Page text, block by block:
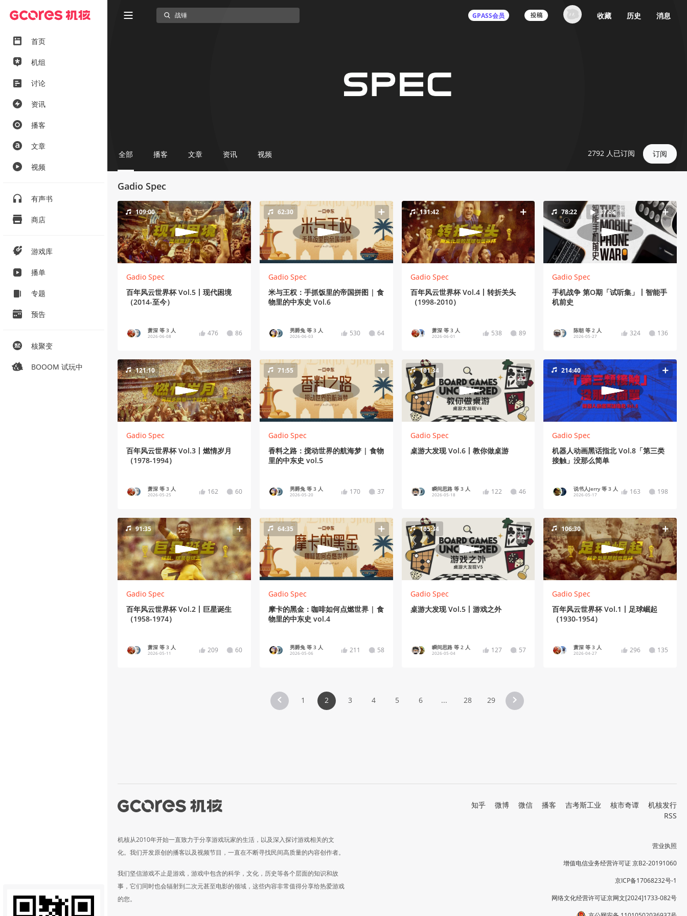
首页
机组
讨论
资讯
播客
文章
视频
有声书
商店
游戏库
播单
专题
预告
核聚变
BOOOM 试玩中
GPASS会员 收藏 历史 消息
2792 人已订阅 订阅
全部 播客 文章 资讯 视频
Gadio Spec
109:00
Gadio Spec
百年风云世界杯 Vol.5丨现代困境
（2014-至今）
萧深 等 3 人
2026-06-08 476 86
62:30
Gadio Spec
米与王权：手抓饭里的帝国拼图 | 食
物里的中东史 Vol.6
男爵兔 等 3 人
2026-06-03 530 64
131:42
Gadio Spec
百年风云世界杯 Vol.4丨转折关头
（1998-2010）
萧深 等 3 人
2026-06-01 538 89
78:22 37.6k
Gadio Spec
手机战争 第O期「试听集」丨智能手
机前史
陈朝 等 2 人
2026-05-27 324 136
121:10
Gadio Spec
百年风云世界杯 Vol.3丨燃情岁月
（1978-1994）
萧深 等 3 人
2026-05-25 162 60
71:55
Gadio Spec
香料之路：搅动世界的航海梦 | 食物
里的中东史 vol.5
男爵兔 等 3 人
2026-05-20 170 37
101:34
Gadio Spec
桌游大发现 Vol.6丨教你做桌游
瞬间思路 等 3 人
2026-05-18 122 46
214:40
Gadio Spec
机器人动画黑话指北 Vol.8「第三类
接触」没那么简单
说书人Jerry 等 3 人
2026-05-17 163 198
91:35
Gadio Spec
百年风云世界杯 Vol.2丨巨星诞生
（1958-1974）
萧深 等 3 人
2026-05-11 209 60
64:35
Gadio Spec
摩卡的黑金：咖啡如何点燃世界 | 食
物里的中东史 vol.4
男爵兔 等 3 人
2026-05-06 211 58
105:34
Gadio Spec
桌游大发现 Vol.5丨游戏之外
瞬间思路 等 2 人
2026-05-04 127 57
106:30
Gadio Spec
百年风云世界杯 Vol.1丨足球崛起
（1930-1954）
萧深 等 3 人
2026-04-27 296 135
1 2 3 4 5 6 ... 28 29
机核从2010年开始一直致力于分享游戏玩家的生活，以及深入探讨游戏相关的文
化。我们开发原创的播客以及视频节目，一直在不断寻找民间高质量的内容创作者。
我们坚信游戏不止是游戏，游戏中包含的科学，文化，历史等各个层面的知识和故
事，它们同时也会辐射到二次元甚至电影的领域，这些内容非常值得分享给热爱游戏
的您。
知乎 微博 微信 播客 吉考斯工业 核市奇谭
机核发行
RSS
营业执照
增值电信业务经营许可证 京B2-20191060
京ICP备17068232号-1
网络文化经营许可证京网文[2024]1733-082号